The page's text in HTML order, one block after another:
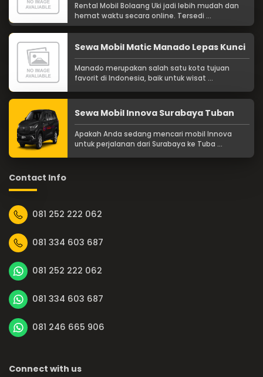
Rental Mobil Bolaang Uki jadi lebih mudah dan
hemat waktu secara online. Tersedi ...
Sewa Mobil Matic Manado Lepas Kunci
Manado merupakan salah satu kota tujuan
favorit di Indonesia, baik untuk wisat ...
Sewa Mobil Innova Surabaya Tuban
Apakah Anda sedang mencari mobil Innova
untuk perjalanan dari Surabaya ke Tuba ...
Contact Info
081 252 222 062
081 334 603 687
081 252 222 062
081 334 603 687
081 246 665 906
Connect with us